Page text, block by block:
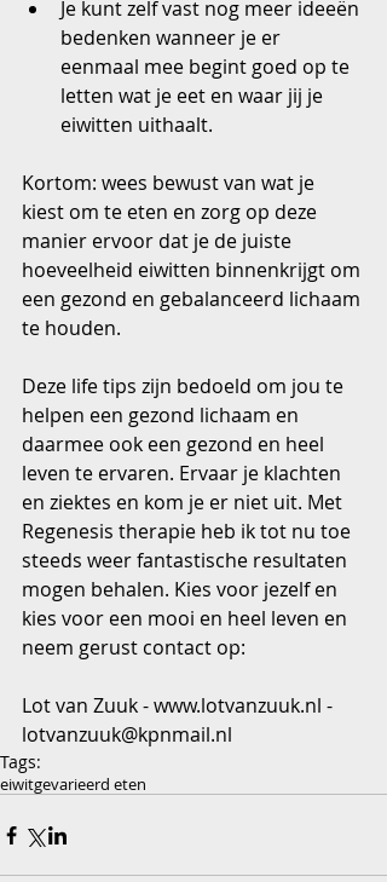
Je kunt zelf vast nog meer ideeën
bedenken wanneer je er
eenmaal mee begint goed op te
letten wat je eet en waar jij je
eiwitten uithaalt.
Kortom: wees bewust van wat je
kiest om te eten en zorg op deze
manier ervoor dat je de juiste
hoeveelheid eiwitten binnenkrijgt om
een gezond en gebalanceerd lichaam
te houden.
Deze life tips zijn bedoeld om jou te
helpen een gezond lichaam en
daarmee ook een gezond en heel
leven te ervaren. Ervaar je klachten
en ziektes en kom je er niet uit. Met
Regenesis therapie heb ik tot nu toe
steeds weer fantastische resultaten
mogen behalen. Kies voor jezelf en
kies voor een mooi en heel leven en
neem gerust contact op:
Lot van Zuuk - www.lotvanzuuk.nl -
lotvanzuuk@kpnmail.nl
Tags:
eiwitgevarieerd eten